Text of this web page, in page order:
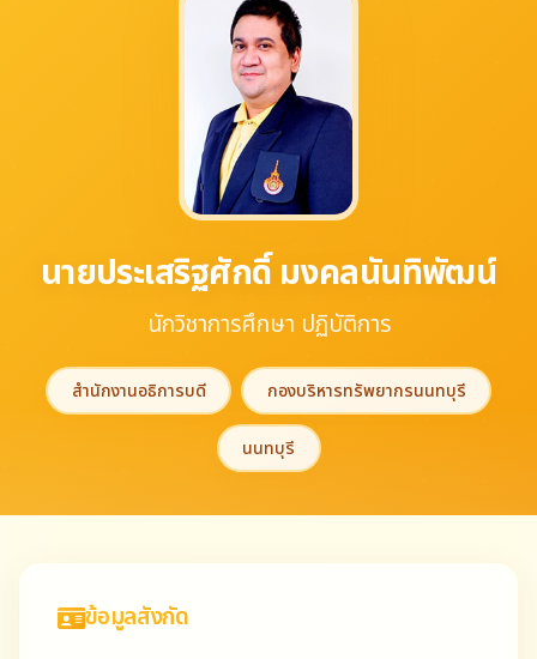
นายประเสริฐศักดิ์ มงคลนันทิพัฒน์
นักวิชาการศึกษา ปฏิบัติการ
สำนักงานอธิการบดี กองบริหารทรัพยากรนนทบุรี
นนทบุรี
ข้อมูลสังกัด